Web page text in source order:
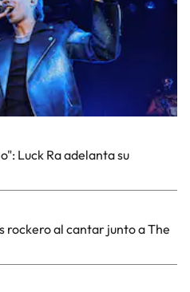
Luck Ra adelanta su
rockero al cantar junto a The